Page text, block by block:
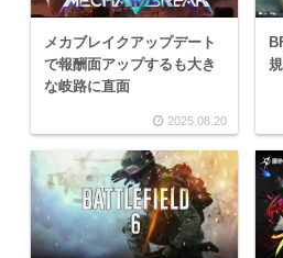
メカブレイクアップデート
で報酬面アップするも大き
な岐路に直面
2025.08.20